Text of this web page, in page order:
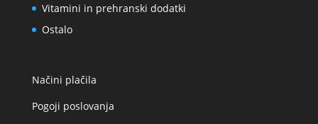
Vitamini in prehranski dodatki
Ostalo
Načini plačila
Pogoji poslovanja